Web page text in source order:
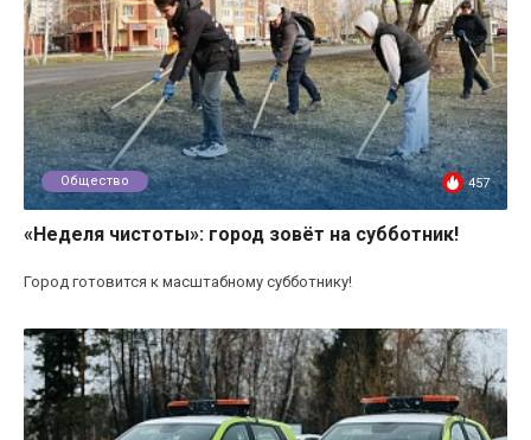
Общество 457
«Неделя чистоты»: город зовёт на субботник!
Город готовится к масштабному субботнику!